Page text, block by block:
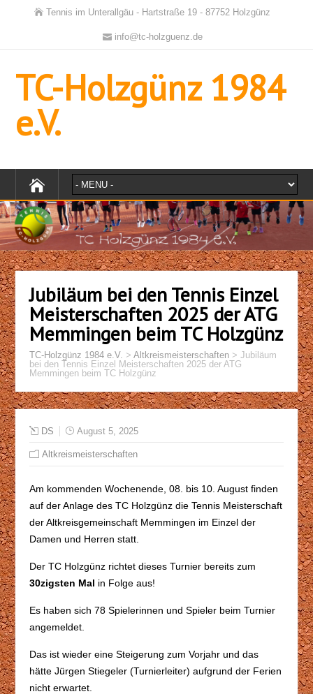
Tennis im Unterallgäu - Hartstraße 19 - 87752 Holzgünz
info@tc-holzguenz.de
TC-Holzgünz 1984
e.V.
Jubiläum bei den Tennis Einzel
Meisterschaften 2025 der ATG
Memmingen beim TC Holzgünz
TC-Holzgünz 1984 e.V. >Altkreismeisterschaften >Jubiläum
bei den Tennis Einzel Meisterschaften 2025 der ATG
Memmingen beim TC Holzgünz
DS August 5, 2025
Altkreismeisterschaften
Am kommenden Wochenende, 08. bis 10. August finden
auf der Anlage des TC Holzgünz die Tennis Meisterschaft
der Altkreisgemeinschaft Memmingen im Einzel der
Damen und Herren statt.
Der TC Holzgünz richtet dieses Turnier bereits zum
30zigsten Mal in Folge aus!
Es haben sich 78 Spielerinnen und Spieler beim Turnier
angemeldet.
Das ist wieder eine Steigerung zum Vorjahr und das
hätte Jürgen Stiegeler (Turnierleiter) aufgrund der Ferien
nicht erwartet.